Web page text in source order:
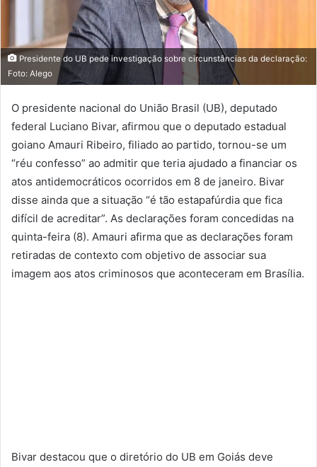
Presidente do UB pede investigação sobre circunstâncias da declaração:
Foto: Alego
O presidente nacional do União Brasil (UB), deputado
federal Luciano Bivar, afirmou que o deputado estadual
goiano Amauri Ribeiro, filiado ao partido, tornou-se um
“réu confesso” ao admitir que teria ajudado a financiar os
atos antidemocráticos ocorridos em 8 de janeiro. Bivar
disse ainda que a situação “é tão estapafúrdia que fica
difícil de acreditar”. As declarações foram concedidas na
quinta-feira (8). Amauri afirma que as declarações foram
retiradas de contexto com objetivo de associar sua
imagem aos atos criminosos que aconteceram em Brasília.
Bivar destacou que o diretório do UB em Goiás deve